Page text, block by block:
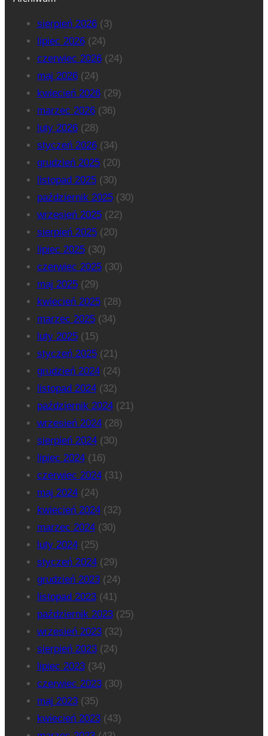
sierpień 2026(3)
lipiec 2026(24)
czerwiec 2026(24)
maj 2026(24)
kwiecień 2026(29)
marzec 2026(36)
luty 2026(28)
styczeń 2026(34)
grudzień 2025(20)
listopad 2025(30)
październik 2025(30)
wrzesień 2025(22)
sierpień 2025(20)
lipiec 2025(30)
czerwiec 2025(30)
maj 2025(29)
kwiecień 2025(28)
marzec 2025(34)
luty 2025(15)
styczeń 2025(21)
grudzień 2024(24)
listopad 2024(32)
październik 2024(21)
wrzesień 2024(28)
sierpień 2024(30)
lipiec 2024(16)
czerwiec 2024(31)
maj 2024(24)
kwiecień 2024(32)
marzec 2024(30)
luty 2024(25)
styczeń 2024(29)
grudzień 2023(24)
listopad 2023(41)
październik 2023(25)
wrzesień 2023(32)
sierpień 2023(24)
lipiec 2023(34)
czerwiec 2023(30)
maj 2023(35)
kwiecień 2023(43)